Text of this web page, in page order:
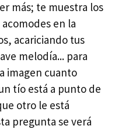
más; te muestra los
en la
acariciando tus
melodía... para
imagen cuanto
tío está a punto de
otro le está
pregunta se verá